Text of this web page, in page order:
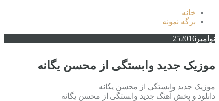
خانه
برگه نمونه
نوامبر 252016
موزیک جدید وابستگی از محسن یگانه
موزیک جدید وابستگی از محسن یگانه
دانلود و پخش آهنگ جدید وابستگی از محسن یگانه